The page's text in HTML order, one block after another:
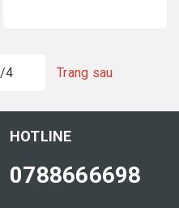
/4 Trang sau
HOTLINE
0788666698